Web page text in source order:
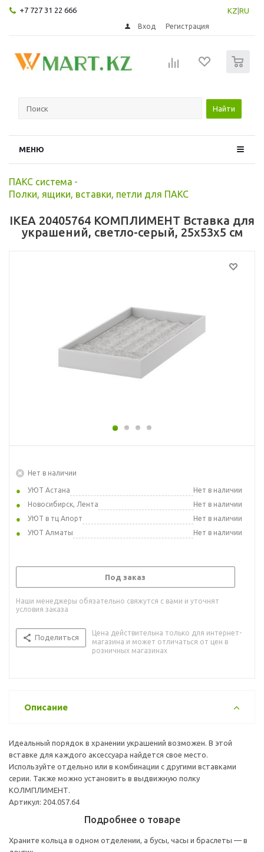
+7 727 31 22 666 KZ RU
Вход Регистрация
Найти
МЕНЮ
ПАКС система -
Полки, ящики, вставки, петли для ПАКС
IKEA 20405764 КОМПЛИМЕНТ Вставка для
украшений, светло-серый, 25x53x5 см
Нет в наличии
УЮТ Астана
Нет в наличии
Новосибирск, Лента
Нет в наличии
УЮТ в тц Апорт
Нет в наличии
УЮТ Алматы
Нет в наличии
Под заказ
Наши менеджеры обязательно свяжутся с вами и уточнят
условия заказа
Поделиться
Цена действительна только для интернет-
магазина и может отличаться от цен в
розничных магазинах
Описание
Идеальный порядок в хранении украшений возможен. В этой
вставке для каждого аксессуара найдется свое место.
Используйте отдельно или в комбинации с другими вставками
серии. Также можно установить в выдвижную полку
КОЛМПЛИМЕНТ.
Артикул: 204.057.64
Подробнее о товаре
Храните кольца в одном отделении, а бусы, часы и браслеты — в